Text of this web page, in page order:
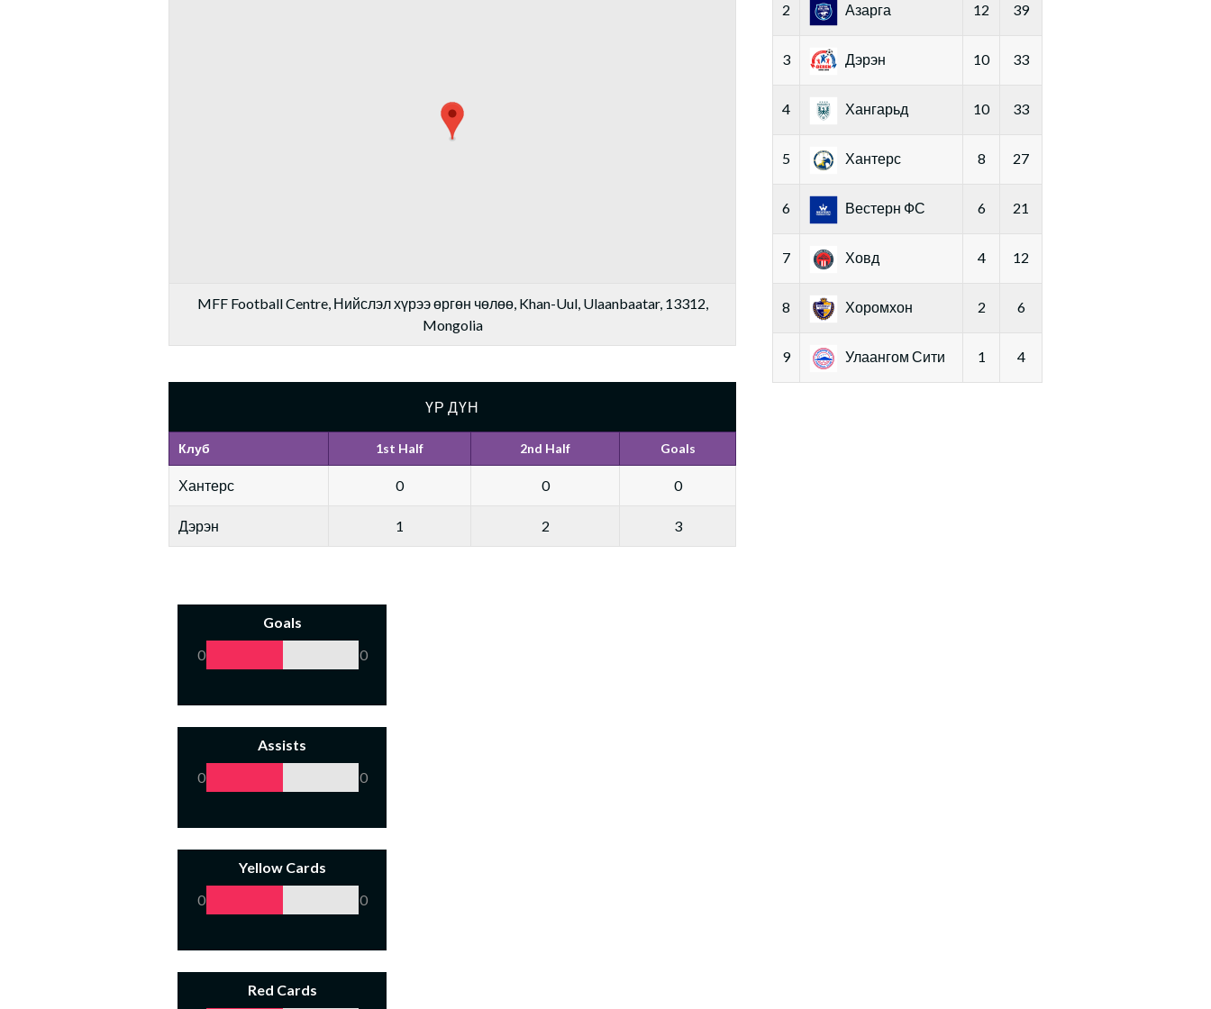
MFF Football Centre, Нийслэл хүрээ өргөн чөлөө, Khan-Uul, Ulaanbaatar, 13312,
Mongolia
ҮР ДҮН
Клуб 1st Half 2nd Half Goals
Хантерс 0 0 0
Дэрэн 1 2 3
Goals
0
0
Assists
0
0
Yellow Cards
0
0
Red Cards
2 Азарга 12 39
3 Дэрэн 10 33
4 Хангарьд 10 33
5 Хантерс 8 27
6 Вестерн ФС 6 21
7 Ховд 4 12
8 Хоромхон 2 6
9 Улаангом Сити 1 4